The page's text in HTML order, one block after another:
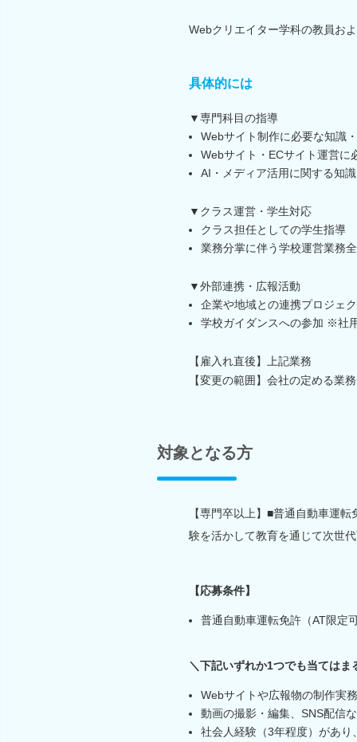
Webクリエイター学科の教員お
具体的には
▼専門科目の指導
Webサイト制作に必要な知識
Webサイト・ECサイト運営に
AI・メディア活用に関する知
▼クラス運営・学生対応
クラス担任としての学生指導
業務分掌に伴う学校運営業務
▼外部連携・広報活動
企業や地域との連携プロジェ
学校ガイダンスへの参加 ※社
【雇入れ直後】上記業務
【変更の範囲】会社の定める業
対象となる方
【専門卒以上】■普通自動車運
験を活かして教育を通じて次世
【応募条件】
普通自動車運転免許（AT限定
＼下記いずれか1つでも当てはま
Webサイトや広報物の制作実
動画の撮影・編集、SNS配信
社会人経験（3年程度）があ